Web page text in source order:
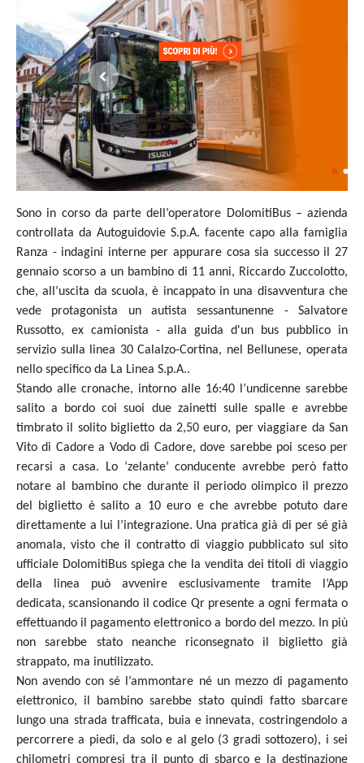
Sono in corso da parte dell’operatore DolomitiBus – azienda
controllata da Autoguidovie S.p.A. facente capo alla famiglia
Ranza - indagini interne per appurare cosa sia successo il 27
gennaio scorso a un bambino di 11 anni, Riccardo Zuccolotto,
che, all’uscita da scuola, è incappato in una disavventura che
vede protagonista un autista sessantunenne - Salvatore
Russotto, ex camionista - alla guida d'un bus pubblico in
servizio sulla
linea 30 Calalzo-Cortina, nel Bellunese, operata
nello specifico da La Linea S.p.A..
Stando alle cronache, intorno alle 16:40 l’undicenne sarebbe
salito a bordo coi suoi due zainetti sulle spalle e avrebbe
timbrato il solito biglietto da 2,50 euro, per viaggiare da San
Vito di Cadorea Vodo di Cadore, dove sarebbe poi sceso per
recarsi a casa. Lo ‘zelante’ conducente avrebbe però fatto
notare al bambino che durante il periodo olimpico il prezzo
del biglietto è salito a 10 euro e che avrebbe potuto dare
direttamente a lui l’integrazione. Una pratica già di per sé già
anomala, visto che il contratto di viaggio pubblicato sul sito
ufficiale DolomitiBus spiega che la vendita dei titoli di viaggio
della linea può avvenire esclusivamente tramite l’App
dedicata, scansionando il codice Qr presente a ogni fermata o
effettuando il pagamento elettronico a bordo del mezzo. In più
non sarebbe stato neanche riconsegnato il biglietto già
strappato, ma inutilizzato.
Non avendo con sé l’ammontare né un mezzo di pagamento
elettronico, il bambino sarebbe stato quindi fatto sbarcare
lungo una strada trafficata, buia e innevata, costringendolo a
percorrere a piedi, da solo e al gelo (3 gradi sottozero), i sei
chilometri compresi tra il punto di sbarco e la destinazione